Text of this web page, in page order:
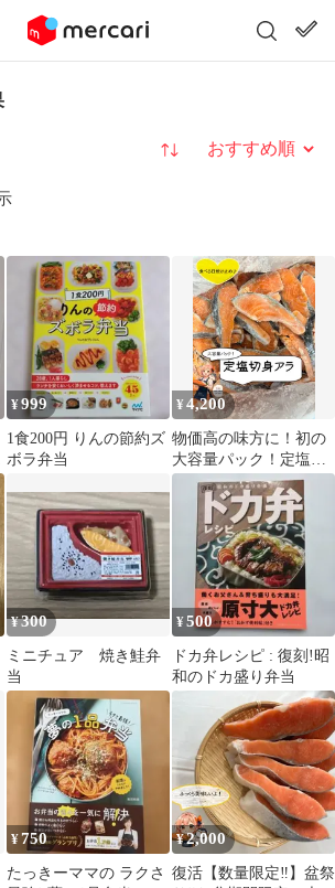
並び替え
¥999
1食200円 りんの節約ズ
ボラ弁当
¥4,200
物価高の味方に！初の
大容量パック！定塩銀
鮭切身アラ なんと５
ｋｇ！
¥300
ミニチュア 焼き鮭弁
当
¥500
ドカ弁レシピ : 復刻!昭
和のドカ盛り弁当
¥750
たっきーママの ラクさ
¥2,000
復活【数量限定‼】盆祭